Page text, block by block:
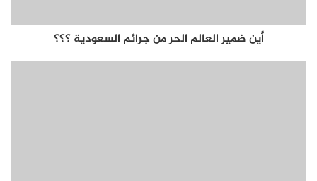
أين ضمير العالم الحر من جرائم السعودية ؟؟؟